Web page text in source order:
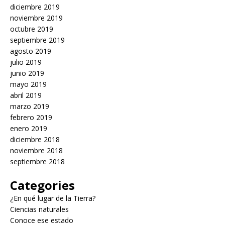
diciembre 2019
noviembre 2019
octubre 2019
septiembre 2019
agosto 2019
julio 2019
junio 2019
mayo 2019
abril 2019
marzo 2019
febrero 2019
enero 2019
diciembre 2018
noviembre 2018
septiembre 2018
Categories
¿En qué lugar de la Tierra?
Ciencias naturales
Conoce ese estado